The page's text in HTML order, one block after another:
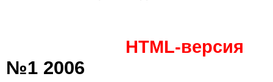
HTML-версия
№1 2006